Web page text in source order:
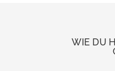
WIE DU